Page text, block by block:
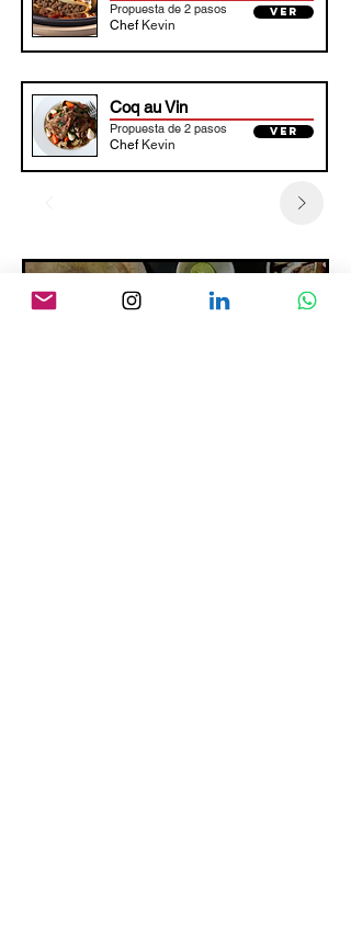
Propuesta de 2 pasos
Chef Kevin
VER
Coq au Vin
Propuesta de 2 pasos
Chef Kevin
VER
¿No te convenció ninguna de las
sugerencias de nuestros chefs?